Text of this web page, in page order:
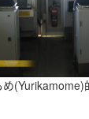
め(Yurikamome)